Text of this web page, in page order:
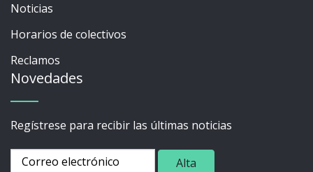
Noticias
Horarios de colectivos
Reclamos
Novedades
Regístrese para recibir las últimas noticias